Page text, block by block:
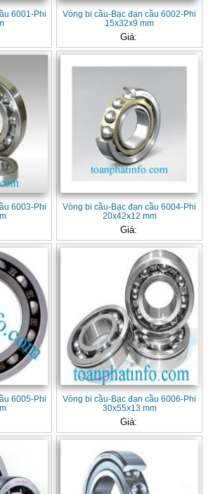
6001-Phi
Vòng bi cầu-Bạc đạn cầu 6002-Phi
15x32x9 mm
Giá:
6003-Phi
Vòng bi cầu-Bạc đạn cầu 6004-Phi
20x42x12 mm
Giá:
6005-Phi
Vòng bi cầu-Bạc đạn cầu 6006-Phi
30x55x13 mm
Giá: